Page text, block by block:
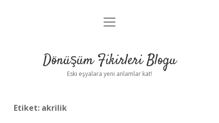
Anasayfa
Yasal Uyarı
menüyü
Dönüşüm Fikirleri Blogu
Eski eşyalara yeni anlamlar kat!
Etiket: akrilik